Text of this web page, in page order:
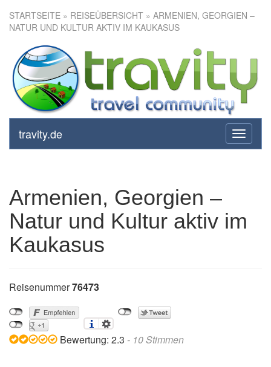
STARTSEITE » REISEÜBERSICHT » ARMENIEN, GEORGIEN –
NATUR UND KULTUR AKTIV IM KAUKASUS
toggle
travity.de
Armenien, Georgien – Natur
und Kultur aktiv im Kaukasus
Armenien, Georgien –
Natur und Kultur aktiv im
Kaukasus
Reisenummer76473
Bewertung: 2.3 - 10Stimmen